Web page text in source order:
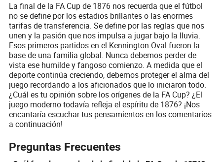
La final de la FA Cup de 1876 nos recuerda que el fútbol
no se define por los estadios brillantes o las enormes
tarifas de transferencia. Se define por las reglas que nos
unen y la pasión que nos impulsa a jugar bajo la lluvia.
Esos primeros partidos en el Kennington Oval fueron la
base de una familia global. Nunca debemos perder de
vista ese humilde y fangoso comienzo. A medida que el
deporte continúa creciendo, debemos proteger el alma del
juego recordando a los aficionados que lo iniciaron todo.
¿Cuál es tu opinión sobre los orígenes de la FA Cup? ¿El
juego moderno todavía refleja el espíritu de 1876? ¡Nos
encantaría escuchar tus pensamientos en los comentarios
a continuación!
Preguntas Frecuentes